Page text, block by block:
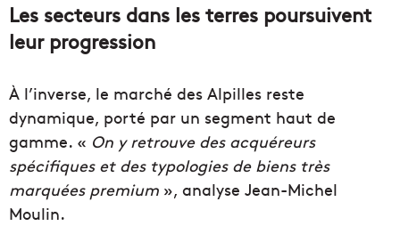
Les secteurs dans les terres poursuivent
leur progression
À l’inverse, le marché des Alpilles reste
dynamique, porté par un segment haut de
gamme. « On y retrouve des acquéreurs
spécifiques et des typologies de biens très
marquées premium », analyse Jean-Michel
Moulin.